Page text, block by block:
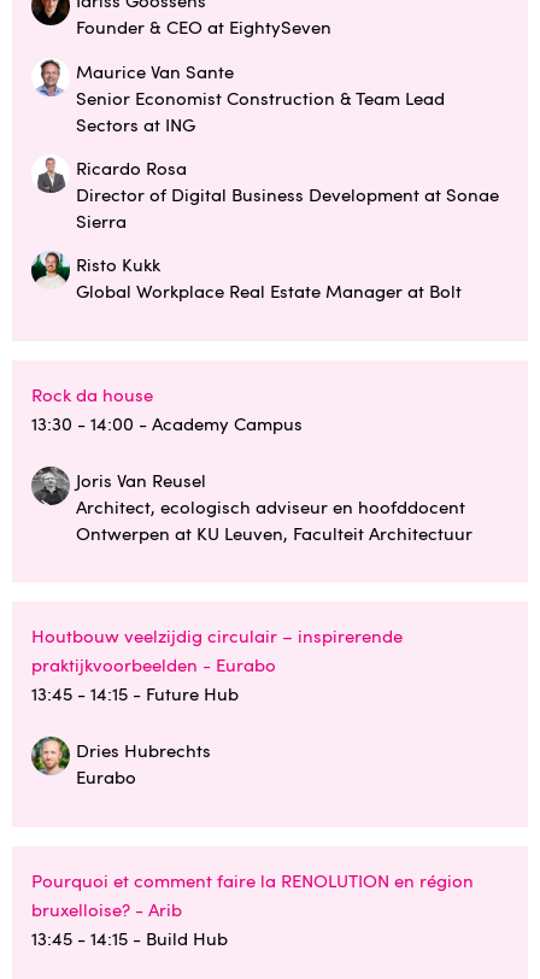
Founder & CEO at EightySeven
Maurice Van Sante
Senior Economist Construction & Team Lead
Sectors at ING
Ricardo Rosa
Director of Digital Business Development at Sonae
Sierra
Risto Kukk
Global Workplace Real Estate Manager at Bolt
Rock da house
13:30 - 14:00 - Academy Campus
Joris Van Reusel
Architect, ecologisch adviseur en hoofddocent
Ontwerpen at KU Leuven, Faculteit Architectuur
Houtbouw veelzijdig circulair – inspirerende
praktijkvoorbeelden - Eurabo
13:45 - 14:15 - Future Hub
Dries Hubrechts
Eurabo
Pourquoi et comment faire la RENOLUTION en région
bruxelloise? - Arib
13:45 - 14:15 - Build Hub